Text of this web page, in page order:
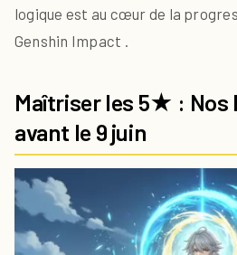
logique est au cœur de la
Genshin Impact .
Maîtriser les 5★ : Nos
avant le 9 juin